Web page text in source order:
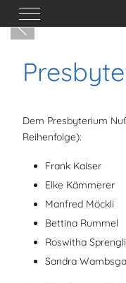
Mobile Menu Toggle
Dem Presbyterium
Reihenfolge):
Frank Kaiser
Elke Kämmerer
Manfred Möckli
Bettina Rummel
Roswitha
Sandra